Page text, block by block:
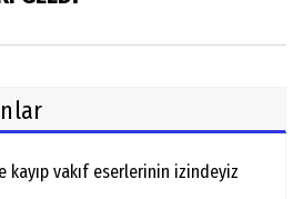
kayıp vakıf eserlerinin izindeyiz